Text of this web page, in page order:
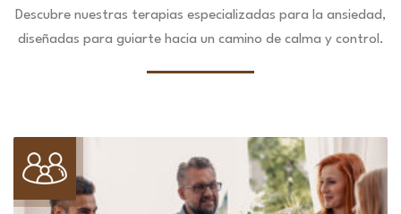
Descubre nuestras terapias especializadas para la ansiedad,
diseñadas para guiarte hacia un camino de calma y control.